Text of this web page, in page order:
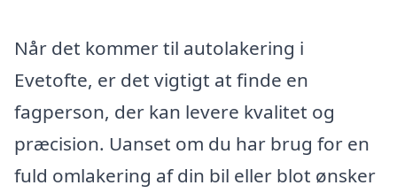
Når det kommer til autolakering i
Evetofte, er det vigtigt at finde en
fagperson, der kan levere kvalitet og
præcision. Uanset om du har brug for en
fuld omlakering af din bil eller blot ønsker